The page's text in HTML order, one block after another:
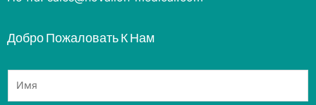
Добро Пожаловать К Нам